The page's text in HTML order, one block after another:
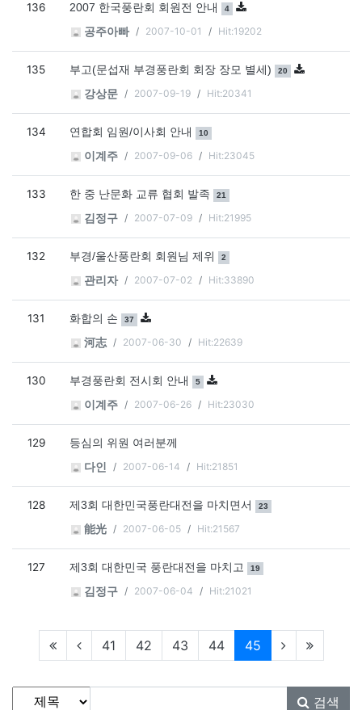
136 2007 한국풍란회 회원전 안내 댓글
4 개
공주아빠 2007-10-01 Hit:19202
135 부고(문섭재 부경풍란회 회장 장모 별세) 댓글
20 개
강상문 2007-09-19 Hit:20341
134 연합회 임원/이사회 안내 댓글
10
이계주 2007-09-06 Hit:23045
133 한 중 난문화 교류 협회 발족 댓글
21
김정구 2007-07-09 Hit:21995
132 부경/울산풍란회 회원님 제위 댓글
2
관리자 2007-07-02 Hit:33890
131 화합의 손 댓글
37 개
河志 2007-06-30 Hit:22639
130 부경풍란회 전시회 안내 댓글
5 개
이계주 2007-06-26 Hit:23030
129
등심의 위원 여러분께
다인
2007-06-14 Hit:21851
128 제3회 대한민국풍란대전을 마치면서 댓글
23
能光 2007-06-05 Hit:21567
127 제3회 대한민국 풍란대전을 마치고 댓글
19
김정구 2007-06-04 Hit:21021
41 42 43 44 45현재페이지
게시물 검색
검색대상
검색어필수 검색